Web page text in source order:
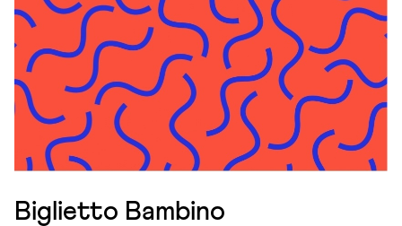
Biglietto Bambino